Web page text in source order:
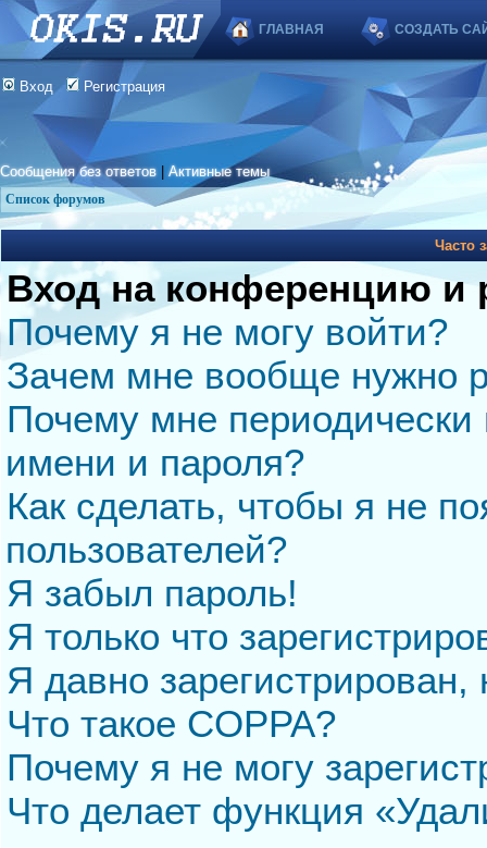
ГЛАВНАЯ СОЗДАТЬ
Вход Регистрация
Сообщения без ответов |Активные темы
Список форумов
Часто
Вход на конференцию и
Почему я не могу войти?
Зачем мне вообще нужно
Почему мне периодически
имени и пароля?
Как сделать, чтобы я не
пользователей?
Я забыл пароль!
Я только что
Я давно
Что такое COPPA?
Почему я не могу
Что делает функция